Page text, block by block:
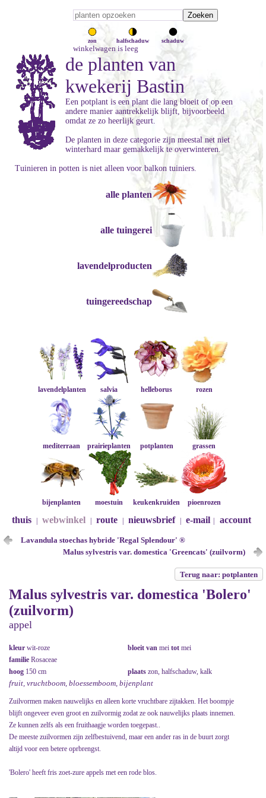
zon halfschaduw schaduw
winkelwagen is leeg
de planten van
kwekerij Bastin
Een potplant is een plant die lang bloeit of op een
andere manier aantrekkelijk blijft, bijvoorbeeld
omdat ze zo heerlijk geurt.
De planten in deze categorie zijn meestal net niet
winterhard maar gemakkelijk te overwinteren.
Tuinieren in potten is niet alleen voor balkon tuiniers.
alle planten
alle tuingerei
lavendelproducten
tuingereedschap
lavendelplanten salvia helleborus rozen
mediterraan prairieplanten potplanten grassen
bijenplanten moestuin keukenkruiden pioenrozen
thuis webwinkel route nieuwsbrief e-mail account
Lavandula stoechas hybride 'Regal Splendour' ®
Malus sylvestris var. domestica 'Greencats' (zuilvorm)
Terug naar: potplanten
Malus sylvestris var. domestica 'Bolero'
(zuilvorm)
appel
kleur wit-roze bloeit van mei tot mei
familie Rosaceae
hoog 150 cm plaats zon, halfschaduw, kalk
fruit, vruchtboom, bloessemboom, bijenplant
Zuilvormen maken nauwelijks en alleen korte vruchtbare zijtakken. Het boompje
blijft ongeveer even groot en zuilvormig zodat ze ook nauwelijks plaats innemen.
Ze kunnen zelfs als een fruithaagje worden toegepast..
De meeste zuilvormen zijn zelfbestuivend, maar een ander ras in de buurt zorgt
altijd voor een betere oprbrengst.
'Bolero' heeft fris zoet-zure appels met een rode blos.